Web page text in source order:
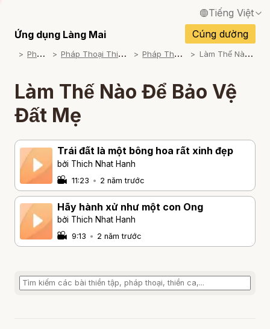
Tiếng Việt
English / Tiếng Anh
Français / Tiếng Pháp
Español / Tiếng Tây Ban Nha
Português / Tiếng Bồ Đào Nha
ภาษาไทย / Tiếng Thái
Ứng dụng Làng Mai
Cúng dường
P
háp Thoại P
háp Thoại Thiền Sư Thích Nhất Hạnh P
háp Thoại Theo Chủ Đề L
àm Thế Nào Để Bảo Vệ Đất Mẹ
Làm Thế Nào Để Bảo Vệ
Đất Mẹ
Trái đất là một bông hoa rất xinh đẹp
bởi Thich Nhat Hanh
11:23 • 2 năm trước
Hãy hành xử như một con Ong
bởi Thich Nhat Hanh
9:13 • 2 năm trước